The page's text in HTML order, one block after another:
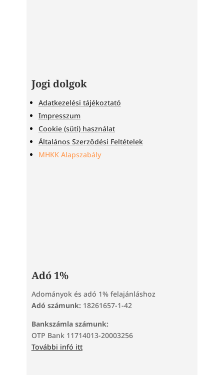
Jogi dolgok
Adatkezelési tájékoztató
Impresszum
Cookie (süti) használat
Általános Szerződési Feltételek
MHKK Alapszabály
Adó 1%
Adományok és adó 1% felajánláshoz
Adó számunk: 18261657-1-42
Bankszámla számunk:
OTP Bank 11714013-20003256
További infó itt